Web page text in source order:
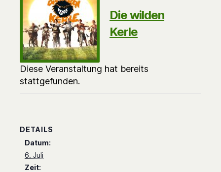
Die wilden
Kerle
Diese Veranstaltung hat bereits
stattgefunden.
DETAILS
Datum:
6. Juli
Zeit: